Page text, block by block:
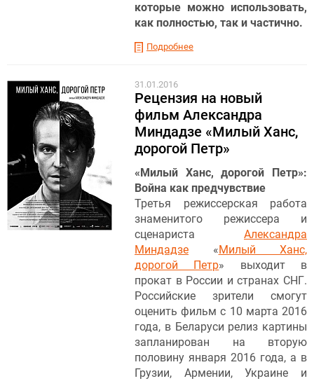
которые можно использовать,
как полностью, так и частично.
Подробнее
31.01.2016
Рецензия на новый
фильм Александра
Миндадзе «Милый Ханс,
дорогой Петр»
«Милый Ханс, дорогой Петр»:
Война как предчувствие
Третья режиссерская работа
знаменитого режиссера и
сценариста Александра
Миндадзе «Милый Ханс,
дорогой Петр» выходит в
прокат в России и странах СНГ.
Российские зрители смогут
оценить фильм с 10 марта 2016
года, в Беларуси релиз картины
запланирован на вторую
половину января 2016 года, а в
Грузии, Армении, Украине и